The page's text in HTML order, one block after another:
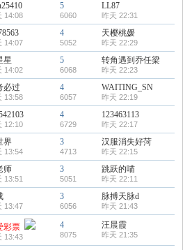
14:08
5
6060
LL87
昨天 22:31
14:07
4
5052
天樱桃媛
昨天 22:29
星
14:02
5
6068
转角遇到乔任梁
昨天 22:23
必过
13:58
4
6057
WAITING_SN
昨天 22:19
12:10
4
6729
123463113
昨天 22:17
界
13:54
3
4713
汉服消失好菏
昨天 22:15
师
13:51
3
5051
跳跃的喵
昨天 22:11
13:47
3
6056
脉搏天脉d
昨天 21:43
彩票
13:43
4
8075
汪晨霞
昨天 21:35